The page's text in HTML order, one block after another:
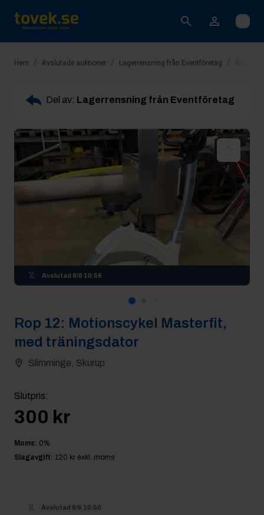
Öppna
Hem / Avslutade auktioner / Lagerrensning från Eventföretag /
Del av: Lagerrensning från Eventföretag
Avslutad 8/6 10:56
Rop 12: Motionscykel Masterfit,
med träningsdator
Slimminge, Skurup
Slutpris:
300 kr
Moms: 0%
Slagavgift: 120 kr exkl. moms
Avslutad 8/6 10:56